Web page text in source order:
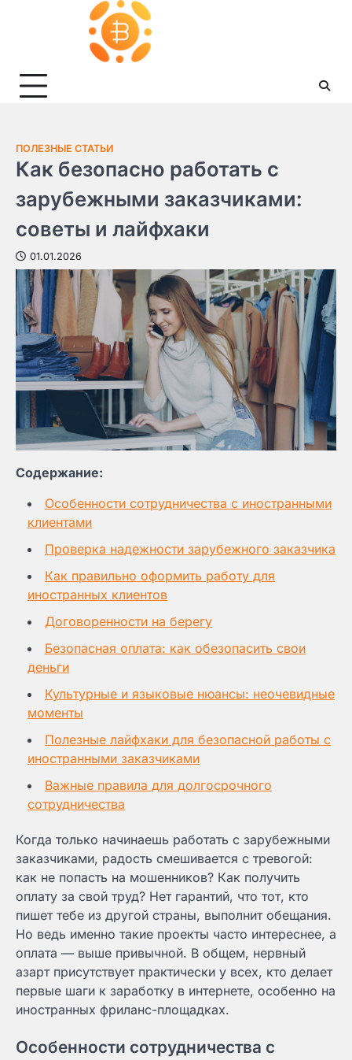
ПОЛЕЗНЫЕ СТАТЬИ
Как безопасно работать с
зарубежными заказчиками:
советы и лайфхаки
01.01.2026
Содержание:
Особенности сотрудничества с иностранными
клиентами
Проверка надежности зарубежного заказчика
Как правильно оформить работу для
иностранных клиентов
Договоренности на берегу
Безопасная оплата: как обезопасить свои
деньги
Культурные и языковые нюансы: неочевидные
моменты
Полезные лайфхаки для безопасной работы с
иностранными заказчиками
Важные правила для долгосрочного
сотрудничества
Когда только начинаешь работать с зарубежными
заказчиками, радость смешивается с тревогой:
как не попасть на мошенников? Как получить
оплату за свой труд? Нет гарантий, что тот, кто
пишет тебе из другой страны, выполнит обещания.
Но ведь именно такие проекты часто интереснее, а
оплата — выше привычной. В общем, нервный
азарт присутствует практически у всех, кто делает
первые шаги к заработку в интернете, особенно на
иностранных фриланс-площадках.
Особенности сотрудничества с